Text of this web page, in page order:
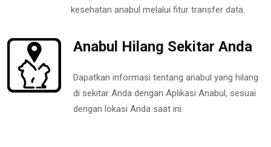
kesehatan anabul melalui fitur transfer data.
Anabul Hilang Sekitar Anda
Dapatkan informasi tentang anabul yang hilang
di sekitar Anda dengan Aplikasi Anabul, sesuai
dengan lokasi Anda saat ini.